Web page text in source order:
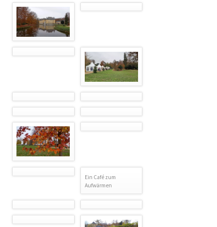
Ein Café zum
Aufwärmen